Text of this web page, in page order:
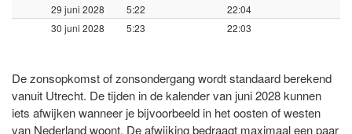
29 juni 2028
5:22
22:04
30 juni 2028
5:23 22:03
De zonsopkomst of zonsondergang wordt standaard berekend
vanuit Utrecht. De tijden in de kalender van juni 2028 kunnen
iets afwijken wanneer je bijvoorbeeld in het oosten of westen
van Nederland woont. De afwijking bedraagt maximaal een paar